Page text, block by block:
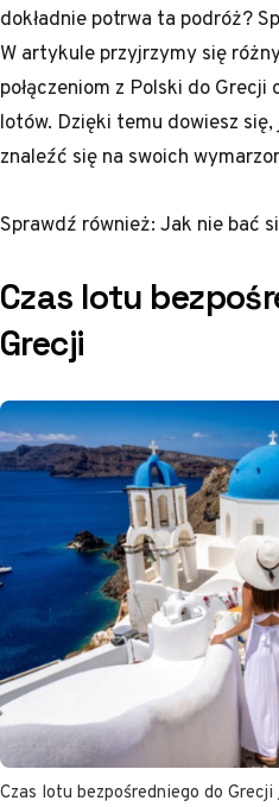
dokładnie potrwa ta podróż?
W artykule przyjrzymy się
połączeniom z Polski do Grecji
lotów. Dzięki temu dowiesz
znaleźć się na swoich
Sprawdź również:Jak nie bać
Czas lotu
Grecji
Czas lotu bezpośredniego do